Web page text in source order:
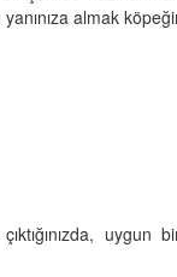
almak
Kültürü: